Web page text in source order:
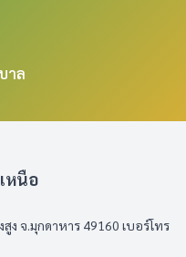
าล
หนือ
ง จ.มุกดาหาร 49160 เบอร์โทร